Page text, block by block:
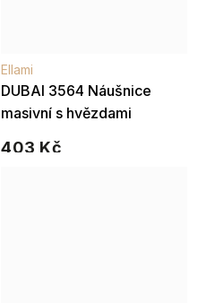
DUBAI 3564 Náušnice
masivní s hvězdami
Ellami
403 Kč